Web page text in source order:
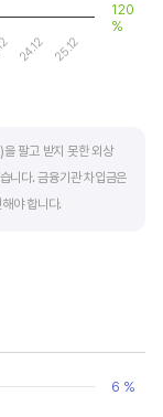
24.12 25.12
120
%
팔고 받지 못한 외상
니다. 금융기관 차입금은
야 합니다.
함께 체크하면, 부도
6 %